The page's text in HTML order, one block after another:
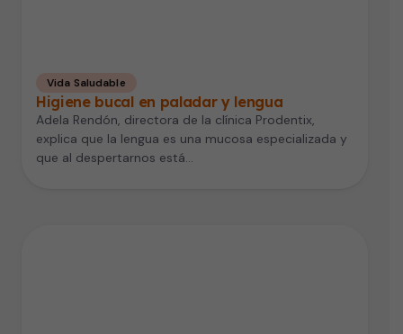
Vida Saludable
Higiene bucal en paladar y lengua
Adela Rendón, directora de la clínica Prodentix,
explica que la lengua es una mucosa especializada y
que al despertarnos está…